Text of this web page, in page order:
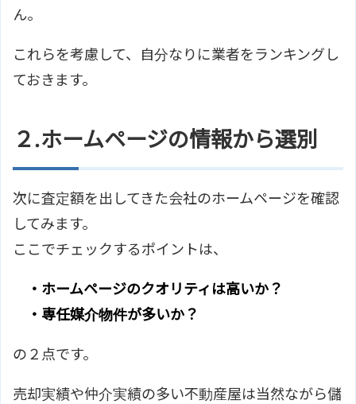
ん。
これらを考慮して、自分なりに業者をランキングし
ておきます。
２.ホームページの情報から選別
次に査定額を出してきた会社のホームページを確認
してみます。
ここでチェックするポイントは、
・ホームページのクオリティは高いか？
・専任媒介物件が多いか？
の２点です。
売却実績や仲介実績の多い不動産屋は当然ながら儲